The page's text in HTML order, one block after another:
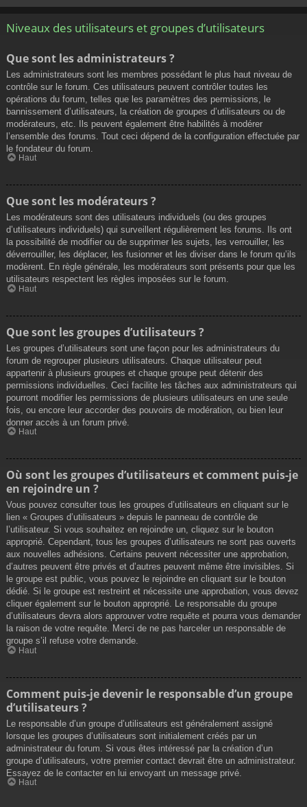
Niveaux des utilisateurs et groupes d’utilisateurs
Que sont les administrateurs ?
Les administrateurs sont les membres possédant le plus haut niveau de
contrôle sur le forum. Ces utilisateurs peuvent contrôler toutes les
opérations du forum, telles que les paramètres des permissions, le
bannissement d’utilisateurs, la création de groupes d’utilisateurs ou de
modérateurs, etc. Ils peuvent également être habilités à modérer
l’ensemble des forums. Tout ceci dépend de la configuration effectuée par
le fondateur du forum.
Haut
Que sont les modérateurs ?
Les modérateurs sont des utilisateurs individuels (ou des groupes
d’utilisateurs individuels) qui surveillent régulièrement les forums. Ils ont
la possibilité de modifier ou de supprimer les sujets, les verrouiller, les
déverrouiller, les déplacer, les fusionner et les diviser dans le forum qu’ils
modèrent. En règle générale, les modérateurs sont présents pour que les
utilisateurs respectent les règles imposées sur le forum.
Haut
Que sont les groupes d’utilisateurs ?
Les groupes d’utilisateurs sont une façon pour les administrateurs du
forum de regrouper plusieurs utilisateurs. Chaque utilisateur peut
appartenir à plusieurs groupes et chaque groupe peut détenir des
permissions individuelles. Ceci facilite les tâches aux administrateurs qui
pourront modifier les permissions de plusieurs utilisateurs en une seule
fois, ou encore leur accorder des pouvoirs de modération, ou bien leur
donner accès à un forum privé.
Haut
Où sont les groupes d’utilisateurs et comment puis-je
en rejoindre un ?
Vous pouvez consulter tous les groupes d’utilisateurs en cliquant sur le
lien « Groupes d’utilisateurs » depuis le panneau de contrôle de
l’utilisateur. Si vous souhaitez en rejoindre un, cliquez sur le bouton
approprié. Cependant, tous les groupes d’utilisateurs ne sont pas ouverts
aux nouvelles adhésions. Certains peuvent nécessiter une approbation,
d’autres peuvent être privés et d’autres peuvent même être invisibles. Si
le groupe est public, vous pouvez le rejoindre en cliquant sur le bouton
dédié. Si le groupe est restreint et nécessite une approbation, vous devez
cliquer également sur le bouton approprié. Le responsable du groupe
d’utilisateurs devra alors approuver votre requête et pourra vous demander
la raison de votre requête. Merci de ne pas harceler un responsable de
groupe s’il refuse votre demande.
Haut
Comment puis-je devenir le responsable d’un groupe
d’utilisateurs ?
Le responsable d’un groupe d’utilisateurs est généralement assigné
lorsque les groupes d’utilisateurs sont initialement créés par un
administrateur du forum. Si vous êtes intéressé par la création d’un
groupe d’utilisateurs, votre premier contact devrait être un administrateur.
Essayez de le contacter en lui envoyant un message privé.
Haut